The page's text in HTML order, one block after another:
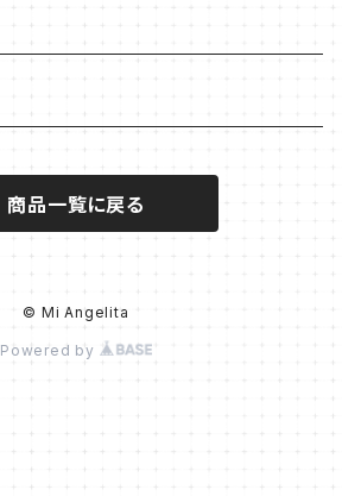
商品一覧に戻る
© Mi Angelita
Powered by